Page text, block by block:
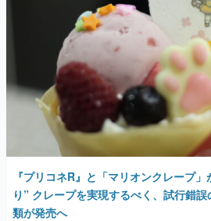
『プリコネR』と「マリオンクレープ
り” クレープを実現するべく、試行錯
類が発売へ